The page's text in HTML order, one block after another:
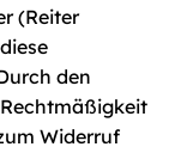
(Reiter
den
Widerruf